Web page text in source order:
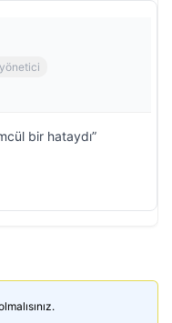
bir hataydı”